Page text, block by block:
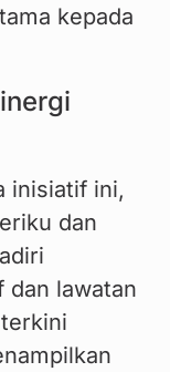
kepada
inisiatif ini,
dan
lawatan